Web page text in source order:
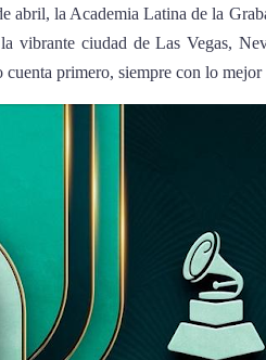
abril, la Academia Latina de la
vibrante ciudad de Las Vegas,
primero, siempre con lo